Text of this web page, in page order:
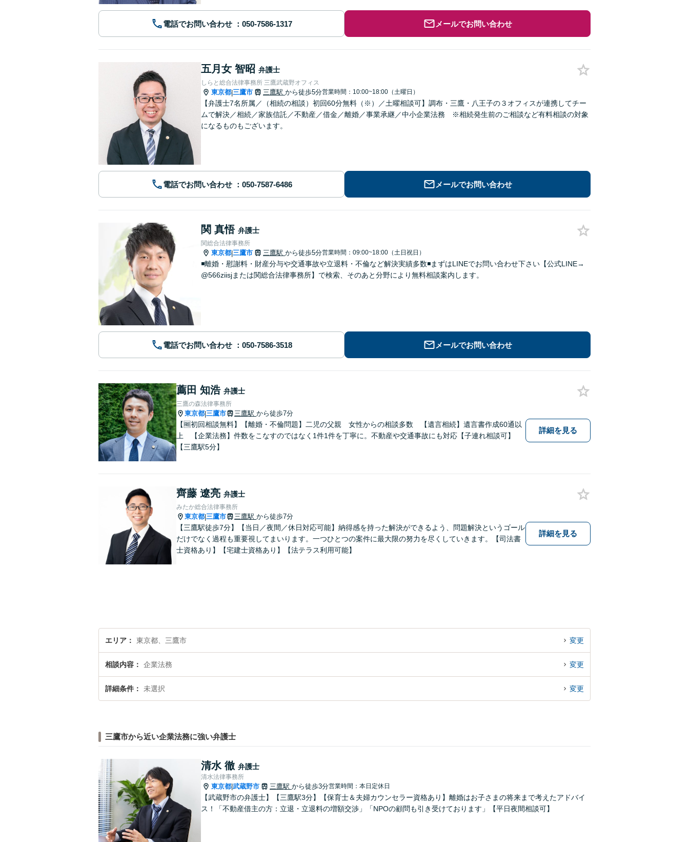
電話でお問い合わせ メールでお問い合わせ
五月女 智昭 弁護士
しらと総合法律事務所 三鷹武蔵野オフィス
東京都|三鷹市 三鷹駅 から徒歩5分営業時間：10:00~18:00（土曜日）
【弁護士7名所属／（相続の相談）初回60分無料（※）／土曜相談可】調布・三鷹・八王子の３オフィスが連携してチー
ムで解決／相続／家族信託／不動産／借金／離婚／事業承継／中小企業法務 ※相続発生前のご相談など有料相談の対象
になるものもございます。
電話でお問い合わせ メールでお問い合わせ
関 真悟 弁護士
関総合法律事務所
東京都|三鷹市 三鷹駅 から徒歩5分営業時間：09:00~18:00（土日祝日）
◾️離婚・慰謝料・財産分与や交通事故や立退料・不倫など解決実績多数◾️まずはLINEでお問い合わせ下さい【公式LINE→
@566ziisjまたは関総合法律事務所】で検索、そのあと分野により無料相談案内します。
電話でお問い合わせ メールでお問い合わせ
薦田 知浩 弁護士
三鷹の森法律事務所
東京都|三鷹市 三鷹駅 から徒歩7分
【🆓初回相談無料】【離婚・不倫問題】二児の父親 女性からの相談多数 【遺言相続】遺言書作成60通以
上 【企業法務】件数をこなすのではなく1件1件を丁寧に。不動産や交通事故にも対応【子連れ相談可】
【三鷹駅5分】
詳細を見る
齊藤 遼亮 弁護士
みたか総合法律事務所
東京都|三鷹市 三鷹駅 から徒歩7分
【三鷹駅徒歩7分】【当日／夜間／休日対応可能】納得感を持った解決ができるよう、問題解決というゴール
だけでなく過程も重要視してまいります。一つひとつの案件に最大限の努力を尽くしていきます。【司法書
士資格あり】【宅建士資格あり】【法テラス利用可能】
詳細を見る
エリア 東京都、三鷹市 変更
相談内容 企業法務 変更
詳細条件 未選択 変更
三鷹市から近い企業法務に強い弁護士
清水 徹 弁護士
清水法律事務所
東京都 武蔵野市 三鷹駅 から徒歩3分営業時間：本日定休日
【武蔵野市の弁護士】【三鷹駅3分】【保育士＆夫婦カウンセラー資格あり】離婚はお子さまの将来まで考えたアドバイ
ス！「不動産借主の方：立退・立退料の増額交渉」「NPOの顧問も引き受けております」【平日夜間相談可】